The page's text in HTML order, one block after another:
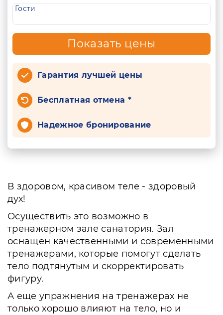
Гости
Показать цены
Гарантия лучшей цены
Бесплатная отмена *
Надежное бронирование
В здоровом, красивом теле - здоровый
дух!
Осуществить это возможно в
тренажерном зале санатория. Зал
оснащен качественными и современными
тренажерами, которые помогут сделать
тело подтянутым и скорректировать
фигуру.
А еще упражнения на тренажерах не
только хорошо влияют на тело, но и